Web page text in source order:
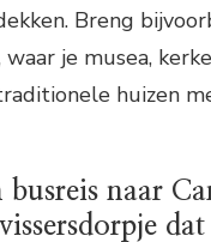
Breng
waar je musea,
huizen
naar